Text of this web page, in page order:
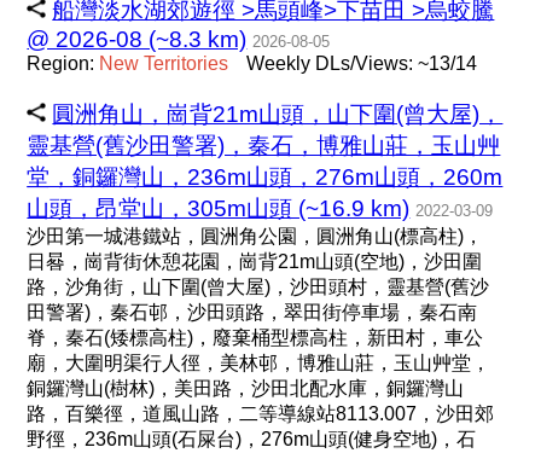
船灣淡水湖郊遊徑 >馬頭峰>下苗田 >烏蛟騰
@ 2026-08 (~8.3 km) 2026-08-05
Region: New Territories Weekly DLs/Views: ~13/14
圓洲角山，崗背21m山頭，山下圍(曾大屋)，
靈基營(舊沙田警署)，秦石，博雅山莊，玉山艸
堂，銅鑼灣山，236m山頭，276m山頭，260m
山頭，昂堂山，305m山頭 (~16.9 km) 2022-03-09
沙田第一城港鐵站，圓洲角公園，圓洲角山(標高柱)，
日晷，崗背街休憩花園，崗背21m山頭(空地)，沙田圍
路，沙角街，山下圍(曾大屋)，沙田頭村，靈基營(舊沙
田警署)，秦石邨，沙田頭路，翠田街停車場，秦石南
脊，秦石(矮標高柱)，廢棄桶型標高柱，新田村，車公
廟，大圍明渠行人徑，美林邨，博雅山莊，玉山艸堂，
銅鑼灣山(樹林)，美田路，沙田北配水庫，銅鑼灣山
路，百樂徑，道風山路，二等導線站8113.007，沙田郊
野徑，236m山頭(石屎台)，276m山頭(健身空地)，石